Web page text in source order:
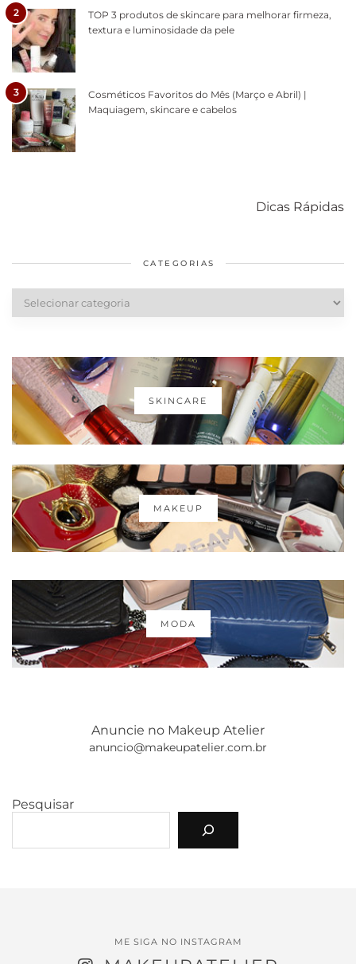
2
TOP 3 produtos de skincare para melhorar firmeza,
textura e luminosidade da pele
3
Cosméticos Favoritos do Mês (Março e Abril) |
Maquiagem, skincare e cabelos
Dicas Rápidas
diários
cabelos
CATEGORIAS
Categorias
SKINCARE
MAKEUP
MODA
Anuncie no Makeup Atelier
anuncio@makeupatelier.com.br
Pesquisar
ME SIGA NO INSTAGRAM